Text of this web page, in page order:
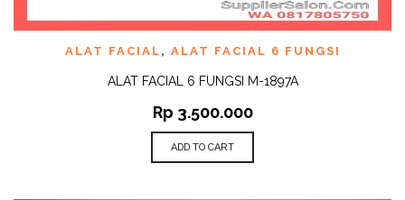
ALAT FACIAL , ALAT FACIAL 6 FUNGSI
ALAT FACIAL 6 FUNGSI M-1897A
Rp 3.500.000
ADD TO CART